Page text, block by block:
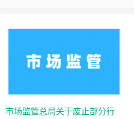
市场监管总局关于废止部分行